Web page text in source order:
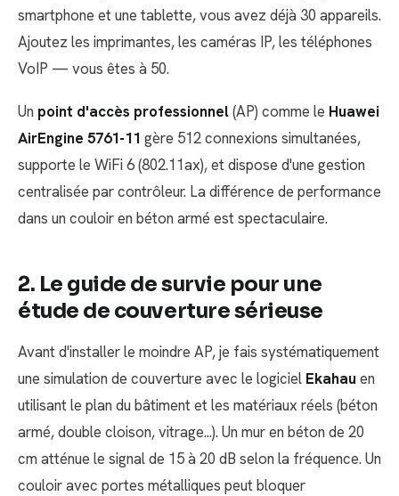
smartphone et une tablette, vous avez déjà 30 appareils.
Ajoutez les imprimantes, les caméras IP, les téléphones
VoIP — vous êtes à 50.
Un point d'accès professionnel(AP) comme le Huawei
AirEngine 5761-11 gère 512 connexions simultanées,
supporte le WiFi 6 (802.11ax), et dispose d'une gestion
centralisée par contrôleur. La différence de performance
dans un couloir en béton armé est spectaculaire.
2. Le guide de survie pour une
étude de couverture sérieuse
Avant d'installer le moindre AP, je fais systématiquement
une simulation de couverture avec le logiciel Ekahau en
utilisant le plan du bâtiment et les matériaux réels (béton
armé, double cloison, vitrage...). Un mur en béton de 20
cm atténue le signal de 15 à 20 dB selon la fréquence. Un
couloir avec portes métalliques peut bloquer